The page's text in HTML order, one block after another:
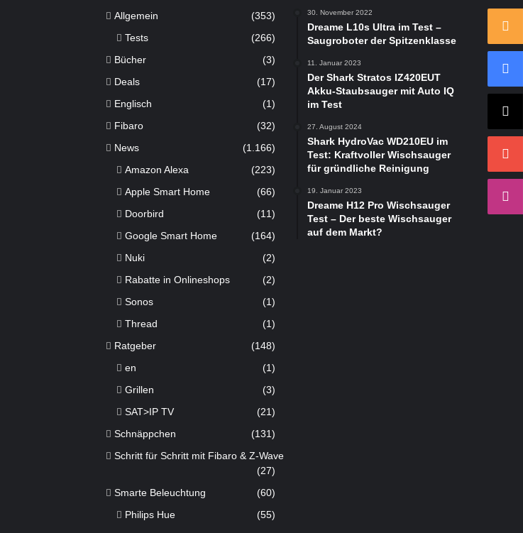
Allgemein (353)
Tests (266)
Bücher (3)
Deals (17)
Englisch (1)
Fibaro (32)
News (1.166)
Amazon Alexa
(223)
Apple Smart Home
(66)
Doorbird
(11)
Google Smart Home
(164)
Nuki
(2)
Rabatte in Onlineshops
(2)
Sonos
(1)
Thread
(1)
Ratgeber (148)
en
(1)
Grillen
(3)
SAT>IP TV
(21)
Schnäppchen (131)
Schritt für Schritt mit Fibaro & Z-Wave
(27)
Smarte Beleuchtung (60)
Philips Hue (55)
30. November 2022
Dreame L10s Ultra im Test –
Saugroboter der Spitzenklasse
11. Januar 2023
Der Shark Stratos IZ420EUT
Akku-Staubsauger mit Auto IQ
im Test
27. August 2024
Shark HydroVac WD210EU im
Test: Kraftvoller Wischsauger
für gründliche Reinigung
19. Januar 2023
Dreame H12 Pro Wischsauger
Test – Der beste Wischsauger
auf dem Markt?